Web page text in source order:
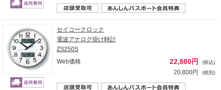
セイコークロック
電波アナログ掛け時計
ZS250S
Web価格
22,880円 (税込)
20,800円 (税別)